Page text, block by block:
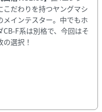
こだわりを持つヤングマシ
メインテスター。中でもホ
CB-F系は別格で、今回はそ
の選択！